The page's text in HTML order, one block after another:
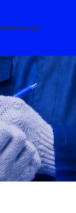
Contacto